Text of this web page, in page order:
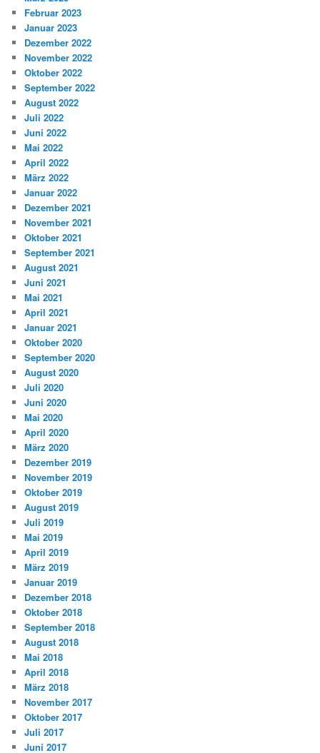
Februar 2023
Januar 2023
Dezember 2022
November 2022
Oktober 2022
September 2022
August 2022
Juli 2022
Juni 2022
Mai 2022
April 2022
März 2022
Januar 2022
Dezember 2021
November 2021
Oktober 2021
September 2021
August 2021
Juni 2021
Mai 2021
April 2021
Januar 2021
Oktober 2020
September 2020
August 2020
Juli 2020
Juni 2020
Mai 2020
April 2020
März 2020
Dezember 2019
November 2019
Oktober 2019
August 2019
Juli 2019
Mai 2019
April 2019
März 2019
Januar 2019
Dezember 2018
Oktober 2018
September 2018
August 2018
Mai 2018
April 2018
März 2018
November 2017
Oktober 2017
Juli 2017
Juni 2017